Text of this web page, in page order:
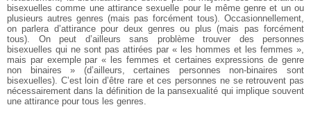
bisexuelles comme uneattirance sexuelle pour le mêmegenre et un ou
plusieurs autres genres (mais pas forcément tous). Occasionnellement,
on parlerad’attirance pour deux genres ou plus (mais pas forcément
tous). On peut d’ailleurs sans problèmetrouver des personnes
bisexuelles qui ne sont pas attirées par « les hommes et les femmes »,
mais parexemple par « les femmes et certaines expressions de genre
non binaires » (d’ailleurs, certaines personnes non-binaires sont
bisexuelles). C’est loin d’être rareet ces personnes ne se retrouvent pas
nécessairement dans la définition de la pansexualité qui implique souvent
une attirance pour tous les genres.